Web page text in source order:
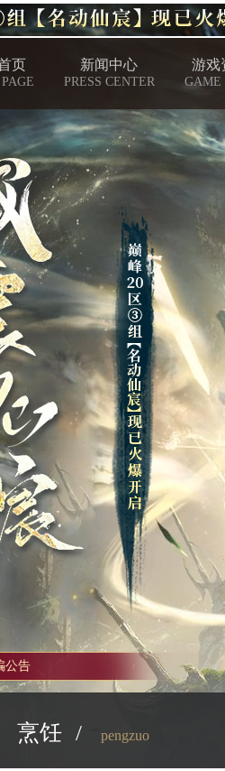
页 新闻中心
PRESS CENTER
游戏
GAME
公告
烹饪 / pengzuo